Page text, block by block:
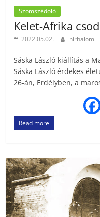
Szomszédoló
Kelet-Afrika
2022.05.02. hirhalom
Sáska László-kiállítás a
Sáska László érdekes
26-án, Erdélyben, a
Read more